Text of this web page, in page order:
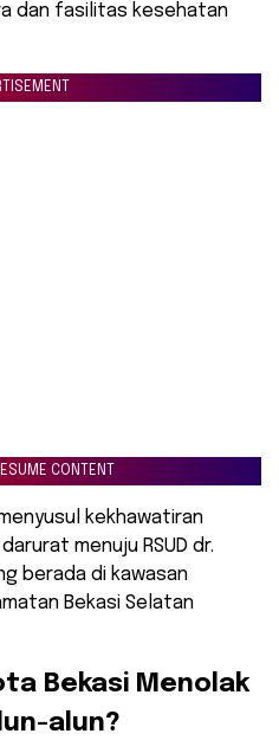
dan fasilitas kesehatan
CONTENT
kekhawatiran
menuju RSUD dr.
berada di kawasan
Bekasi Selatan
Bekasi Menolak
alun?